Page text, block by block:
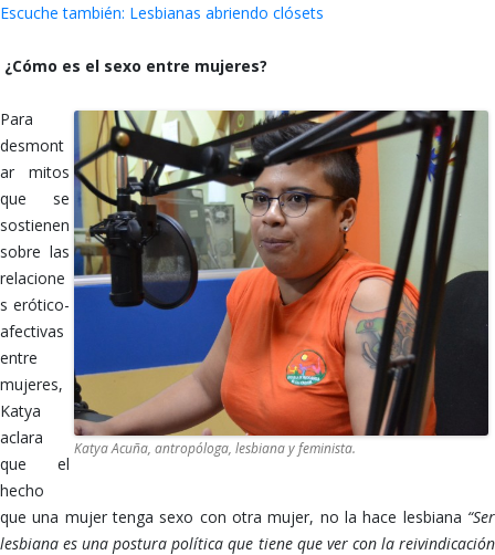
Escuche también: Lesbianas abriendo clósets
¿Cómo es el sexo entre mujeres?
Katya Acuña, antropóloga, lesbiana y feminista.
Para
desmont
ar mitos
que se
sostienen
sobre las
relacione
s erótico-
afectivas
entre
mujeres,
Katya
aclara
que el
hecho
que una mujer tenga sexo con otra mujer, no la hace lesbiana “Ser
lesbiana es una postura política que tiene que ver con la reivindicación